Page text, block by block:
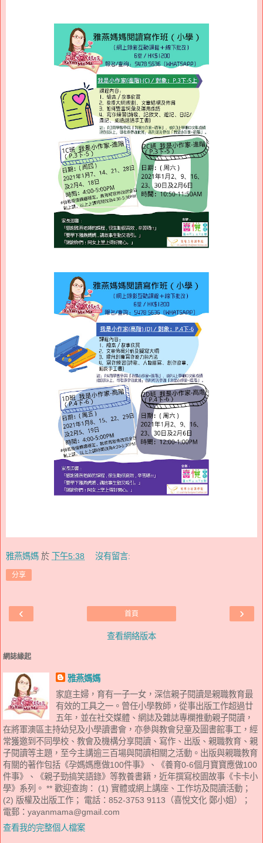
雅燕媽媽 於 下午5:38 沒有留言:
分享
‹ ›
首頁
查看網絡版本
網誌緣起
雅燕媽媽
家庭主婦，育有一子一女，深信親子閱讀是親職教育最
有效的工具之一。曾任小學教師，從事出版工作超過廿
五年，並在社交媒體、網誌及雜誌專欄推動親子閱讀，
在將軍澳區主持幼兒及小學讀書會，亦參與教會兒童及圖書館事工，經
常獲邀到不同學校、教會及機構分享閱讀、寫作、出版、親職教育、親
子閱讀等主題，至今主講逾三百場與閱讀相關之活動。出版與親職教育
有關的著作包括《孕媽媽應做100件事》、《養育0-6個月寶寶應做100
件事》、《親子勁搞笑語錄》等教養書籍，近年撰寫校園故事《卡卡小
學》系列。 ** 歡迎查詢： (1) 實體或網上講座、工作坊及閱讀活動；
(2) 版權及出版工作； 電話：852-3753 9113（喜悅文化 鄭小姐）；
電郵：yayanmama@gmail.com
查看我的完整個人檔案